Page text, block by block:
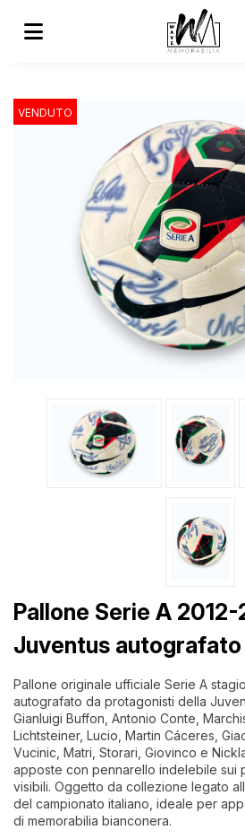
VENDUTO
Pallone Serie A 2012-
Juventus autografato
Pallone originale ufficiale Serie A
autografato da protagonisti della
Gianluigi Buffon, Antonio Conte,
Lichtsteiner, Lucio, Martin Cáceres,
Vucinic, Matri, Storari, Giovinco e
apposte con pennarello indelebile sui
visibili. Oggetto da collezione legato
del campionato italiano, ideale per
di memorabilia bianconera.